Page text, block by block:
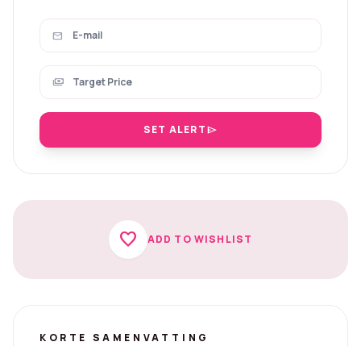
mail
payments
SET ALERTsend
favorite ADD TO WISHLIST
KORTE SAMENVATTING